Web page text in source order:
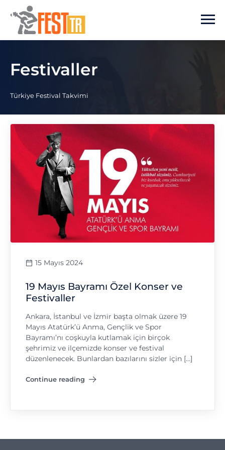
Ana içeriğe atla
Festivaller
Türkiye Festival Takvimi
15 Mayıs 2024
19 Mayıs Bayramı Özel Konser ve
Festivaller
Ankara, İstanbul ve İzmir başta olmak üzere 19
Mayıs Atatürk’ü Anma, Gençlik ve Spor
Bayramı’nı coşkuyla kutlamak için birçok
şehrimiz ve ilçemizde konser ve festival
düzenlenecek. Bunlardan bazılarını sizler için […]
Continue reading
"19 Mayıs Bayramı Özel Konser ve Festivaller"